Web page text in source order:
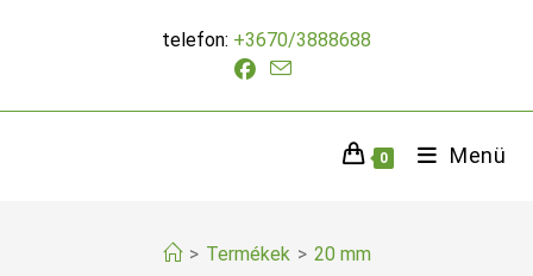
telefon: +3670/3888688
0 Menü
> Termékek > 20 mm